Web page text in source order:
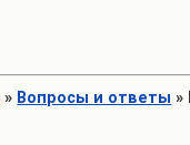
» Вопросы и ответы »